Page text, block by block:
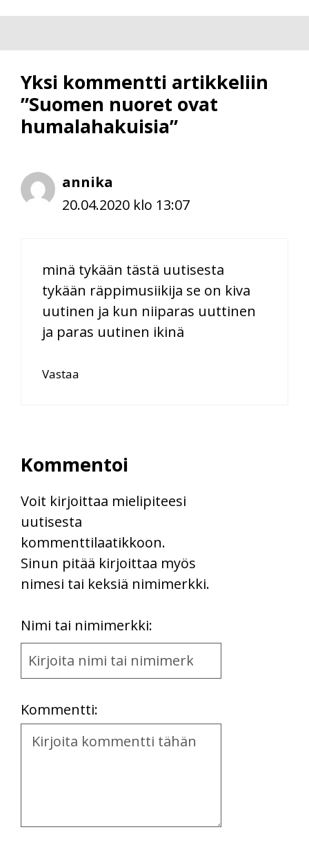
Yksi kommentti artikkeliin
”Suomen nuoret ovat
humalahakuisia”
annika
20.04.2020 klo 13:07
minä tykään tästä uutisesta
tykään räppimusiikija se on kiva
uutinen ja kun niiparas uuttinen
ja paras uutinen ikinä
Vastaa
Kommentoi
Voit kirjoittaa mielipiteesi
uutisesta
kommenttilaatikkoon.
Sinun pitää kirjoittaa myös
nimesi tai keksiä nimimerkki.
Nimi tai nimimerkki:
Name
and
Kommentti:
Kommentti